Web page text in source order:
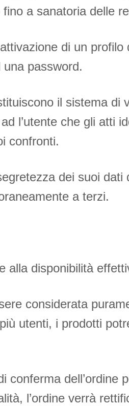
a sanatoria delle
di un
password.
il sistema di
l’utente che gli atti
confronti.
dei suoi
a terzi.
disponibilità
considerata
utenti, i prodotti
conferma
l’ordine verrà